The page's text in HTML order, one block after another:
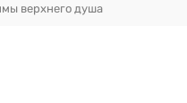
верхнего душа